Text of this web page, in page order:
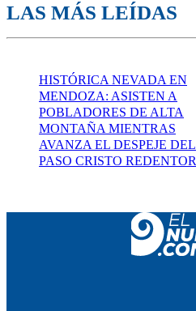
LAS MÁS LEÍDAS
HISTÓRICA NEVADA EN
MENDOZA: ASISTEN A
POBLADORES DE ALTA
MONTAÑA MIENTRAS
AVANZA EL DESPEJE DEL
PASO CRISTO REDENTOR